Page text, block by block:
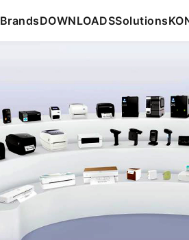
BrandsDOWNLOADSSolutions